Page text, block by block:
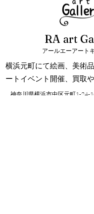
RA art
アールエーアート
横浜元町にて絵画、美術
ートイベント開催、買取
神奈川県横浜市中区元町1-